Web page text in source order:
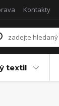
Kontakty
textil